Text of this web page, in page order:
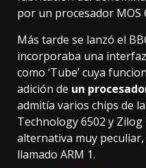
por un procesador MOS
Más tarde se lanzó el
incorporaba una
como ‘Tube’ cuya
adición de un
admitía varios chips de
Technology 6502 y
alternativa muy
llamado ARM 1.